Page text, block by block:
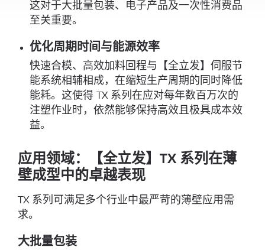
这对于大批量包装、电子产品及一次性消费品
至关重要。
优化周期时间与能源效率
快速合模、高效加料回程与【全立发】伺服节
能系统相辅相成，在缩短生产周期的同时降低
能耗。这使得 TX 系列在应对每年数百万次的
注塑作业时，依然能够保持高效且极具成本效
益。
应用领域：【全立发】TX 系列在薄
壁成型中的卓越表现
TX 系列可满足多个行业中最严苛的薄壁应用需
求。
大批量包装